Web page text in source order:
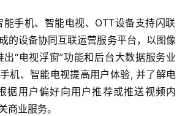
的设备协同互联运营服务平台，以图像
“电视浮窗”功能和后台大数据服务业
机、智能电视提高用户体验, 并了解电
据用户偏好向用户推荐或推送视频内
商业服务。